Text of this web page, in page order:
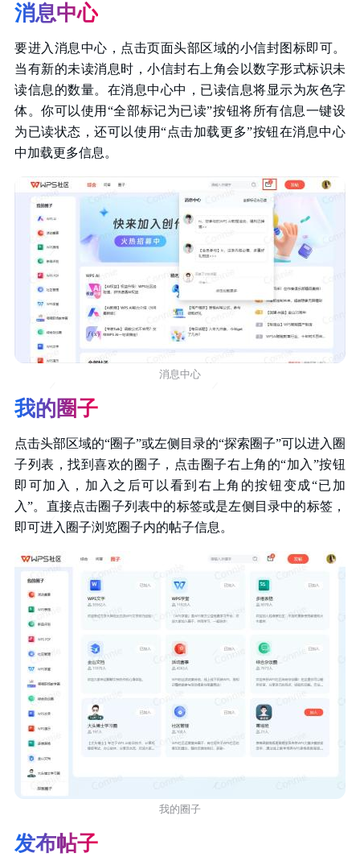
消息中心
要进入消息中心，点击页面头部区域的小信封图标即可。
当有新的未读消息时，小信封右上角会以数字形式标识未
读信息的数量。在消息中心中，已读信息将显示为灰色字
体。你可以使用“全部标记为已读”按钮将所有信息一键设
为已读状态，还可以使用“点击加载更多”按钮在消息中心
中加载更多信息。
消息中心
我的圈子
点击头部区域的“圈子”或左侧目录的“探索圈子”可以进入圈
子列表，找到喜欢的圈子，点击圈子右上角的“加入”按钮
即可加入，加入之后可以看到右上角的按钮变成“已加
入”。直接点击圈子列表中的标签或是左侧目录中的标签，
即可进入圈子浏览圈子内的帖子信息。
我的圈子
发布帖子